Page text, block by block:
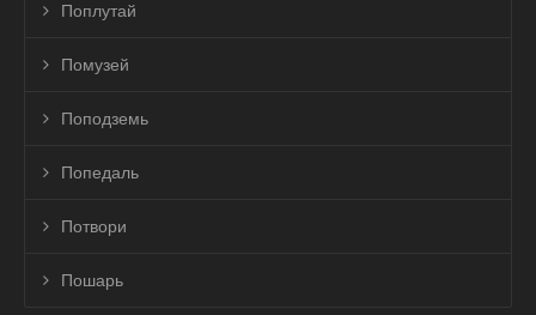
Поплутай
Помузей
Поподземь
Попедаль
Потвори
Пошарь